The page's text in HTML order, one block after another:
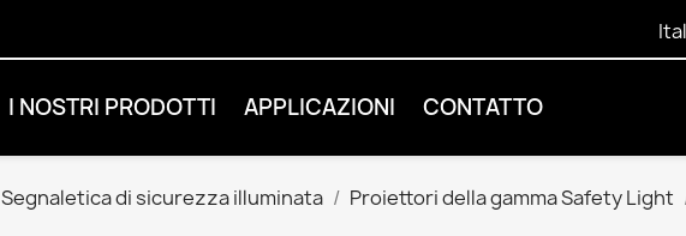
I NOSTRI PRODOTTI APPLICAZIONI CONTATTO
Segnaletica di sicurezza illuminata Proiettori della gamma Safety Light